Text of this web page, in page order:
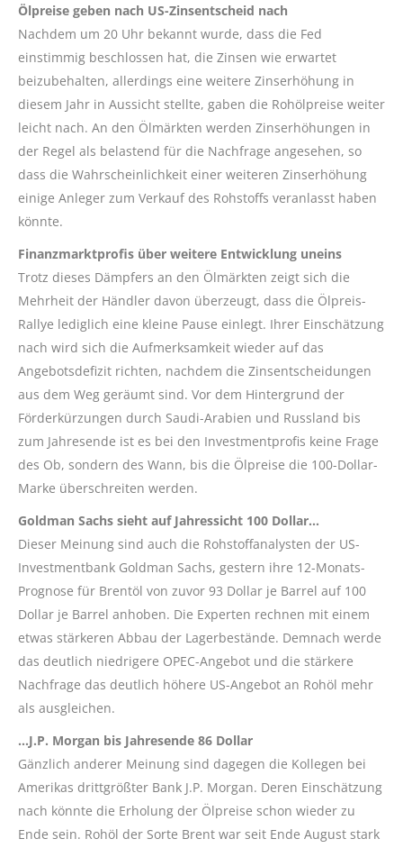
Ölpreise geben nach US-Zinsentscheid nach
Nachdem um 20 Uhr bekannt wurde, dass die Fed
einstimmig beschlossen hat, die Zinsen wie erwartet
beizubehalten, allerdings eine weitere Zinserhöhung in
diesem Jahr in Aussicht stellte, gaben die Rohölpreise weiter
leicht nach. An den Ölmärkten werden Zinserhöhungen in
der Regel als belastend für die Nachfrage angesehen, so
dass die Wahrscheinlichkeit einer weiteren Zinserhöhung
einige Anleger zum Verkauf des Rohstoffs veranlasst haben
könnte.
Finanzmarktprofis über weitere Entwicklung uneins
Trotz dieses Dämpfers an den Ölmärkten zeigt sich die
Mehrheit der Händler davon überzeugt, dass die Ölpreis-
Rallye lediglich eine kleine Pause einlegt. Ihrer Einschätzung
nach wird sich die Aufmerksamkeit wieder auf das
Angebotsdefizit richten, nachdem die Zinsentscheidungen
aus dem Weg geräumt sind. Vor dem Hintergrund der
Förderkürzungen durch Saudi-Arabien und Russland bis
zum Jahresende ist es bei den Investmentprofis keine Frage
des Ob, sondern des Wann, bis die Ölpreise die 100-Dollar-
Marke überschreiten werden.
Goldman Sachs sieht auf Jahressicht 100 Dollar…
Dieser Meinung sind auch die Rohstoffanalysten der US-
Investmentbank Goldman Sachs, gestern ihre 12-Monats-
Prognose für Brentöl von zuvor 93 Dollar je Barrel auf 100
Dollar je Barrel anhoben. Die Experten rechnen mit einem
etwas stärkeren Abbau der Lagerbestände. Demnach werde
das deutlich niedrigere OPEC-Angebot und die stärkere
Nachfrage das deutlich höhere US-Angebot an Rohöl mehr
als ausgleichen.
…J.P. Morgan bis Jahresende 86 Dollar
Gänzlich anderer Meinung sind dagegen die Kollegen bei
Amerikas drittgrößter Bank J.P. Morgan. Deren Einschätzung
nach könnte die Erholung der Ölpreise schon wieder zu
Ende sein. Rohöl der Sorte Brent war seit Ende August stark